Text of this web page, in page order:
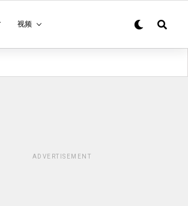
视频
ADVERTISEMENT